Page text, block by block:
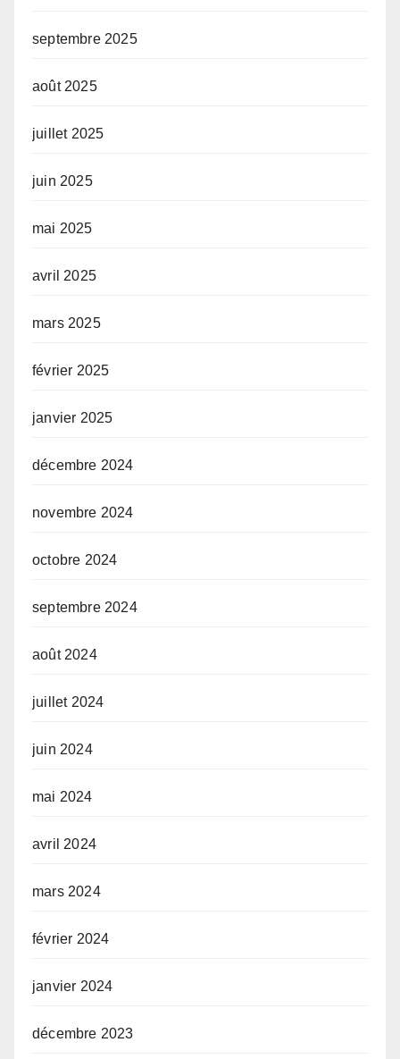
septembre 2025
août 2025
juillet 2025
juin 2025
mai 2025
avril 2025
mars 2025
février 2025
janvier 2025
décembre 2024
novembre 2024
octobre 2024
septembre 2024
août 2024
juillet 2024
juin 2024
mai 2024
avril 2024
mars 2024
février 2024
janvier 2024
décembre 2023